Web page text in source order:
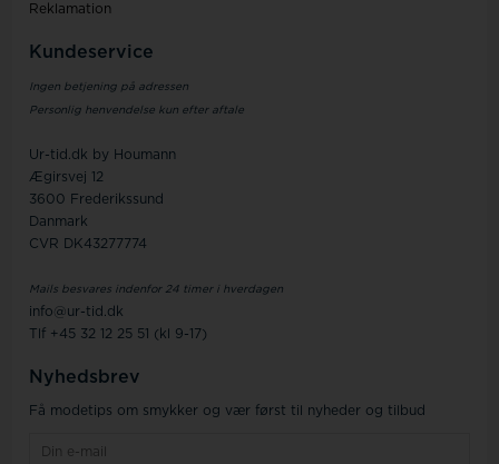
Reklamation
Kundeservice
Ingen betjening på adressen
Personlig henvendelse kun efter aftale
Ur-tid.dk by Houmann
Ægirsvej 12
3600 Frederikssund
Danmark
CVR DK43277774
Mails besvares indenfor 24 timer i hverdagen
info@ur-tid.dk
Tlf +45 32 12 25 51 (kl 9-17)
Nyhedsbrev
Få modetips om smykker og vær først til nyheder og tilbud